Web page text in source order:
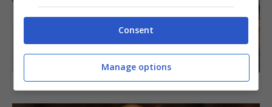
SECONDI PIATTI
Arista di maiale al latte
Consent
Manage options